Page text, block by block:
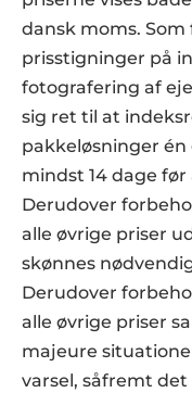
dansk moms.
prisstigninger på
fotografering af
sig ret til at
pakkeløsninger
mindst 14 dage
Derudover
alle øvrige priser
skønnes
Derudover
alle øvrige priser
majeure
varsel, såfremt